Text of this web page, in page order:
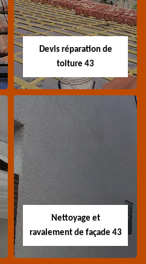
Devis toiture 43 Haute-
Loire
Devis réparation de
toiture 43
toiture 43
Devis réparation de
toiture 43 Haute-Loire
Nettoyage et
ravalement de façade 43